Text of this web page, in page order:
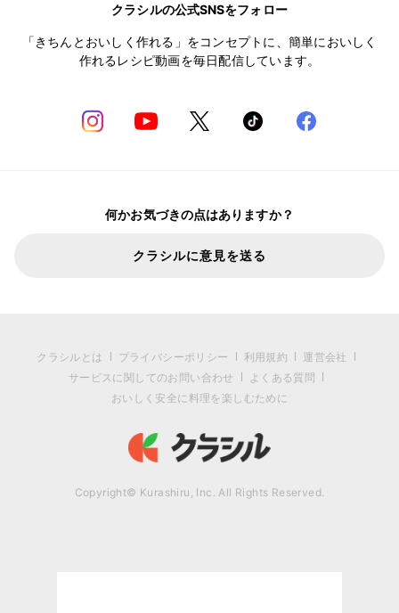
クラシルの公式SNSをフォロー
「きちんとおいしく作れる」をコンセプトに、簡単においしく
作れるレシピ動画を毎日配信しています。
何かお気づきの点はありますか？
クラシルに意見を送る
クラシルとは プライバシーポリシー 利用規約
運営会社
サービスに関してのお問い合わせ
よくある質問
おいしく安全に料理を楽しむために
Copyright© Kurashiru, Inc. All Rights Reserved.